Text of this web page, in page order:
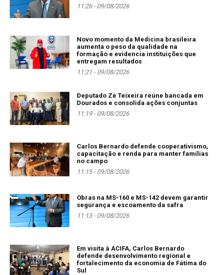
11:26 - 09/08/2026
Novo momento da Medicina brasileira
aumenta o peso da qualidade na
formação e evidencia instituições que
entregam resultados
11:21 - 09/08/2026
Deputado Zé Teixeira reúne bancada em
Dourados e consolida ações conjuntas
11:19 - 09/08/2026
Carlos Bernardo defende cooperativismo,
capacitação e renda para manter famílias
no campo
11:15 - 09/08/2026
Obras na MS-160 e MS-142 devem garantir
segurança e escoamento da safra
11:13 - 09/08/2026
Em visita à ACIFA, Carlos Bernardo
defende desenvolvimento regional e
fortalecimento da economia de Fátima do
Sul